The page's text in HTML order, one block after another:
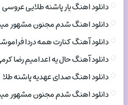
دانلود اهنگ یار پاشنه طلایی عروسی
دانلود اهنگ شدم مجنون مشهور
دانلود آهنگ کنارت همه دردا
دانلود آهنگ حال یه اعدامیم رضا
دانلود اهنگ صدای عهدیه پاشنه طلا
دانلود اهنگ شدم مجنون مشهور